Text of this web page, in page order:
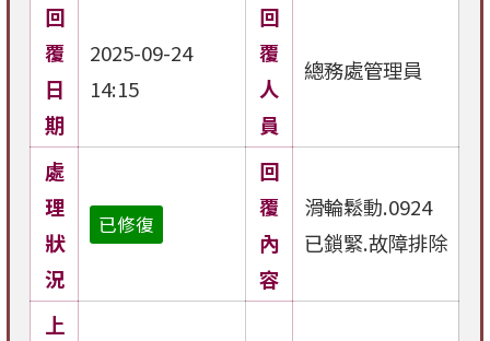
回
覆
日
期
2025-09-24
14:15
回
覆
人
員
總務處管理員
處
理
狀
況
已修復
回
覆
內
容
滑輪鬆動.0924
已鎖緊.故障排除
上